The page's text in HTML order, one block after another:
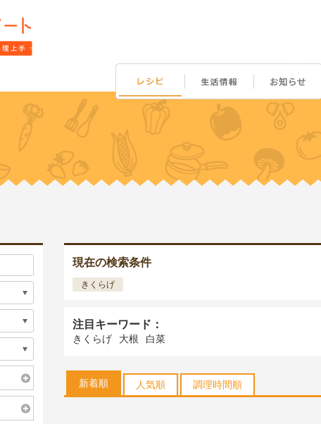
現在の検索条件
きくらげ
注目キーワード：
きくらげ 大根 白菜
新着順 人気順 調理時間順